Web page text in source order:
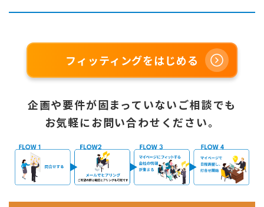
フィッティングをはじめる
企画や要件が固まっていないご相談でも
お気軽にお問い合わせください。